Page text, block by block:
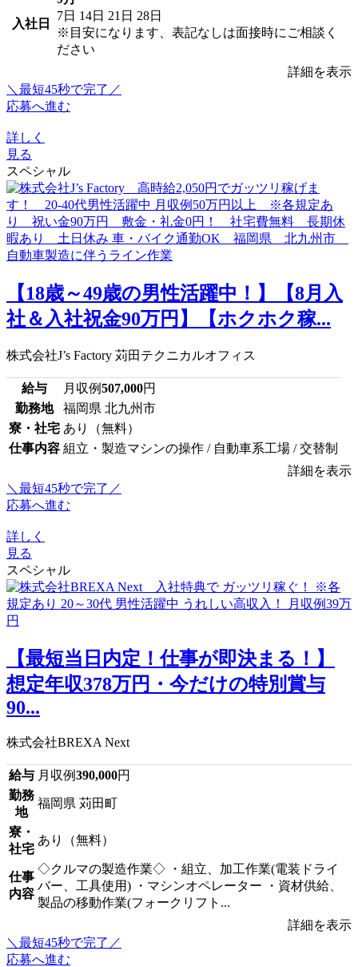
入社日
7日 14日 21日 28日
※目安になります、表記なしは面接時にご相談く
ださい
詳細を表示
＼最短45秒で完了／
応募へ進む
詳しく
見る
スペシャル
【18歳～49歳の男性活躍中！】【8月入
社＆入社祝金90万円】【ホクホク稼...
株式会社J’s Factory 苅田テクニカルオフィス
給与 月収例507,000円
勤務地
福岡県 北九州市
寮・社宅 あり（無料）
仕事内容 組立・製造マシンの操作 / 自動車系工場 / 交替制
詳細を表示
＼最短45秒で完了／
応募へ進む
詳しく
見る
スペシャル
【最短当日内定！仕事が即決まる！】
想定年収378万円・今だけの特別賞与
90...
株式会社BREXA Next
給与 月収例390,000円
勤務
地
福岡県 苅田町
寮・
社宅
あり（無料）
仕事
内容
◇クルマの製造作業◇ ・組立、加工作業(電装ドライ
バー、工具使用) ・マシンオペレーター ・資材供給、
製品の移動作業(フォークリフト...
詳細を表示
＼最短45秒で完了／
応募へ進む